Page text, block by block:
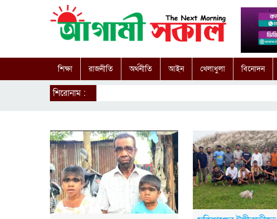
শিক্ষা রাজনীতি অর্থনীতি আইন খেলাধুলা বিনোদন
শিরোনাম :